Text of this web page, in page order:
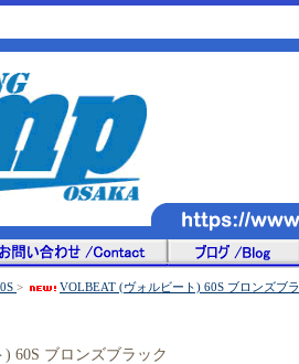
>
VOLBEAT (ヴォルビート) 60S ブロンズブラ
60S ブロンズブラック